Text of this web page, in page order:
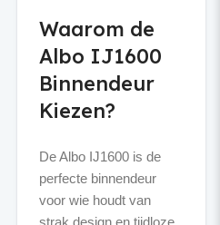
Waarom de
Albo IJ1600
Binnendeur
Kiezen?
De Albo IJ1600 is de
perfecte binnendeur
voor wie houdt van
strak design en tijdloze